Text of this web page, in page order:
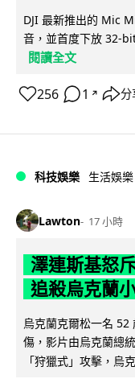
DJI 最新推出的 Mic
音，並首度下放 32-
閱讀全文
256 1 ↗ 分
科技娛樂 生活娛樂
Lawton 17 小時
澤連斯基怒
追殺烏克蘭
烏克蘭克爾松一名 52
傷，影片由烏克蘭總
「狩獵式」攻擊，烏